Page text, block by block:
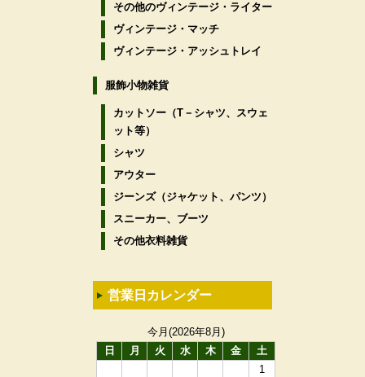
その他のヴィンテージ・ライター
ヴィンテージ・マッチ
ヴィンテージ・アッシュトレイ
服飾小物雑貨
カットソー（T－シャツ、スウェ
ット等）
シャツ
アウター
ジーンズ（ジャケット、パンツ）
スニーカー、ブーツ
その他衣料雑貨
営業日カレンダー
今月(2026年8月)
日
月 火 水 木 金
土
1